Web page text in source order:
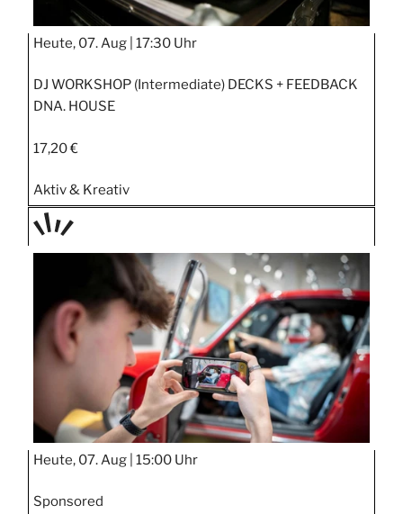
Heute, 07. Aug | 17:30 Uhr
DJ WORKSHOP (Intermediate) DECKS + FEEDBACK
DNA. HOUSE
17,20 €
Aktiv & Kreativ
TAGE
Heute, 07. Aug | 15:00 Uhr
Sponsored